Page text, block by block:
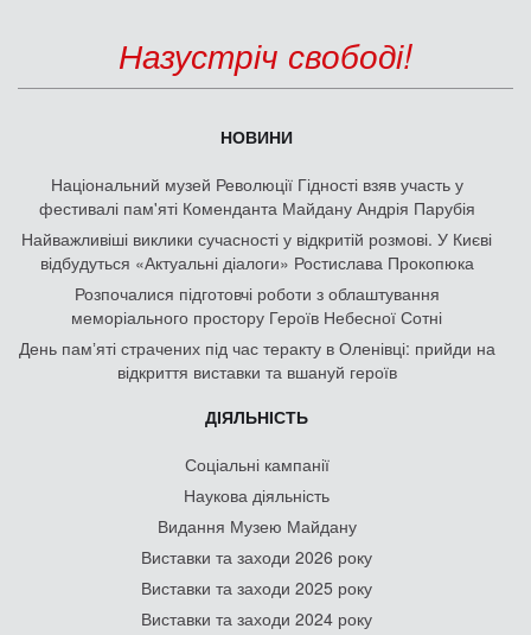
Назустріч свободі!
НОВИНИ
Національний музей Революції Гідності взяв участь у
фестивалі пам'яті Коменданта Майдану Андрія Парубія
Найважливіші виклики сучасності у відкритій розмові. У Києві
відбудуться «Актуальні діалоги» Ростислава Прокопюка
Розпочалися підготовчі роботи з облаштування
меморіального простору Героїв Небесної Сотні
День памʼяті страчених під час теракту в Оленівці: прийди на
відкриття виставки та вшануй героїв
ДІЯЛЬНІСТЬ
Соціальні кампанії
Наукова діяльність
Видання Музею Майдану
Виставки та заходи 2026 року
Виставки та заходи 2025 року
Виставки та заходи 2024 року